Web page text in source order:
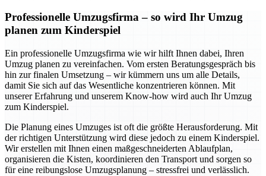
Professionelle Umzugsfirma – so wird Ihr Umzug
planen zum Kinderspiel
Ein professionelle Umzugsfirma wie wir hilft Ihnen dabei, Ihren
Umzug planen zu vereinfachen. Vom ersten Beratungsgespräch bis
hin zur finalen Umsetzung – wir kümmern uns um alle Details,
damit Sie sich auf das Wesentliche konzentrieren können. Mit
unserer Erfahrung und unserem Know-how wird auch Ihr Umzug
zum Kinderspiel.
Die Planung eines Umzuges ist oft die größte Herausforderung. Mit
der richtigen Unterstützung wird diese jedoch zu einem Kinderspiel.
Wir erstellen mit Ihnen einen maßgeschneiderten Ablaufplan,
organisieren die Kisten, koordinieren den Transport und sorgen so
für eine reibungslose Umzugsplanung – stressfrei und verlässlich.